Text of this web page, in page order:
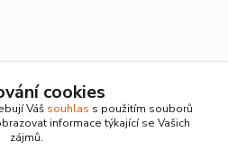
729
cookies
Váš souhlas s použitím souborů
informace týkající se Vašich
zájmů.